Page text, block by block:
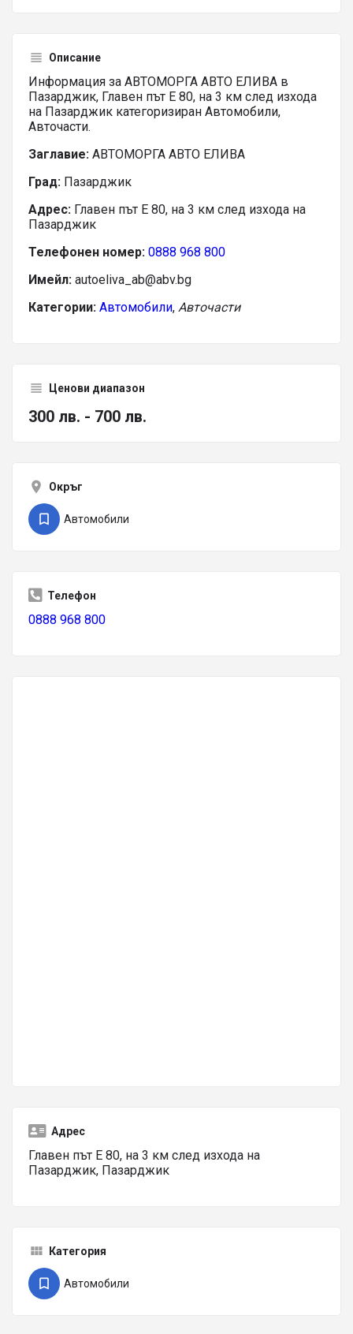
Описание
Информация за АВТОМОРГА АВТО ЕЛИВА в
Пазарджик, Главен път Е 80, на 3 км след изхода
на Пазарджик категоризиран Автомобили,
Авточасти.
Заглавие: АВТОМОРГА АВТО ЕЛИВА
Град: Пазарджик
Адрес: Главен път Е 80, на 3 км след изхода на
Пазарджик
Телефонен номер: 0888 968 800
Имейл: autoeliva_ab@abv.bg
Категории: Автомобили, Авточасти
Ценови диапазон
300 лв. - 700 лв.
Окръг
Автомобили
Телефон
0888 968 800
Адрес
Главен път Е 80, на 3 км след изхода на
Пазарджик, Пазарджик
Категория
Автомобили